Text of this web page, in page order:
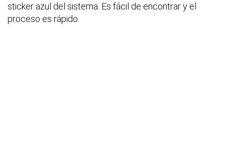
sticker azul del sistema. Es fácil de encontrar y el
proceso es rápido.